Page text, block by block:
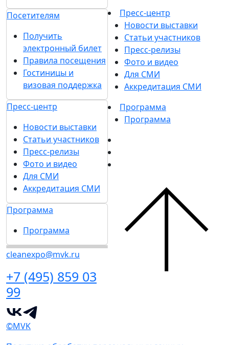
Посетителям
Получить
электронный билет
Правила посещения
Гостиницы и
визовая поддержка
Пресс-центр
Новости выставки
Статьи участников
Пресс-релизы
Фото и видео
Для СМИ
Аккредитация СМИ
Программа
Программа
cleanexpo@mvk.ru
+7 (495) 859 03
99
Пресс-центр
Новости выставки
Статьи участников
Пресс-релизы
Фото и видео
Для СМИ
Аккредитация СМИ
Программа
Программа
©MVK